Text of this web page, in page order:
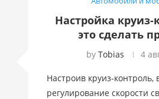
Настройка круиз-
это сделать
by Tobias 4
Настроив круиз-контроль,
регулирование скорости